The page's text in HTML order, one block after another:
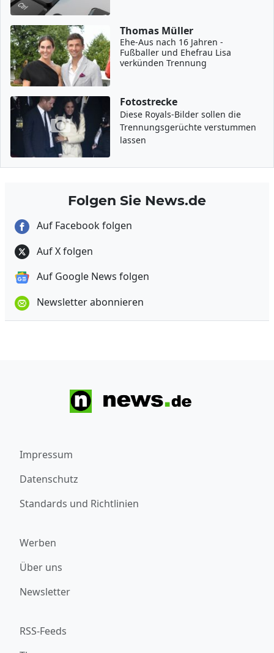
Thomas Müller
Ehe-Aus nach 16 Jahren -
Fußballer und Ehefrau Lisa
verkünden Trennung
Fotostrecke
Diese Royals-Bilder sollen die
Trennungsgerüchte verstummen
lassen
Folgen Sie News.de
Auf Facebook folgen
Auf X folgen
Auf Google News folgen
Newsletter abonnieren
Impressum
Datenschutz
Standards und Richtlinien
Werben
Über uns
Newsletter
RSS-Feeds